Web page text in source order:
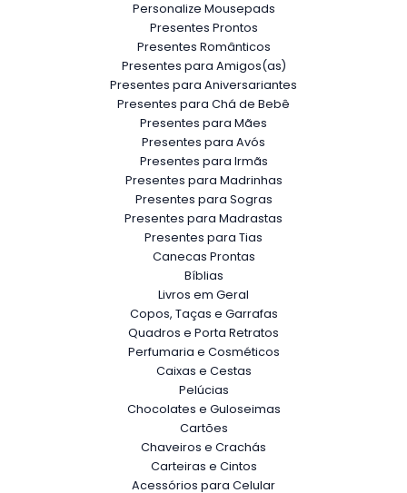
Personalize Mousepads
Presentes Prontos
Presentes Românticos
Presentes para Amigos(as)
Presentes para Aniversariantes
Presentes para Chá de Bebê
Presentes para Mães
Presentes para Avós
Presentes para Irmãs
Presentes para Madrinhas
Presentes para Sogras
Presentes para Madrastas
Presentes para Tias
Canecas Prontas
Bíblias
Livros em Geral
Copos, Taças e Garrafas
Quadros e Porta Retratos
Perfumaria e Cosméticos
Caixas e Cestas
Pelúcias
Chocolates e Guloseimas
Cartões
Chaveiros e Crachás
Carteiras e Cintos
Acessórios para Celular